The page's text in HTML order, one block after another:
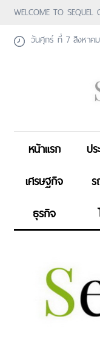
WELCOME TO
วันศุกร์ ที่ 7 สิงหาค
หน้าแรก ป
เศรษฐกิจ
ธุรกิจ